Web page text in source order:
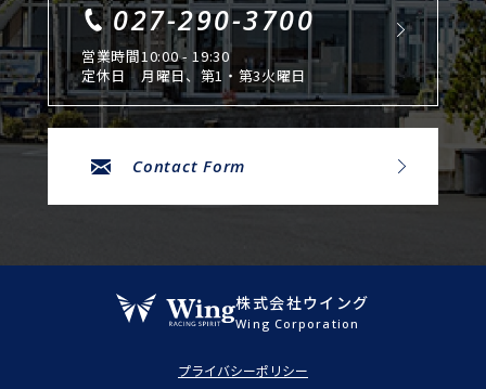
027-290-3700
営業時間10:00 - 19:30
定休日
月曜日、第1・第3火曜日
Contact Form
株式会社ウイング
Wing Corporation
プライバシーポリシー